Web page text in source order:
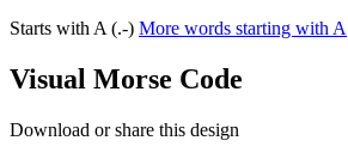
Starts with A (.-) More words starting with A
Visual Morse Code
Download or share this design